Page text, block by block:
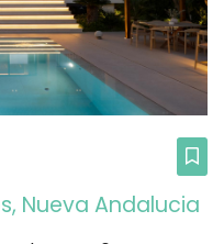
Nueva Andalucia